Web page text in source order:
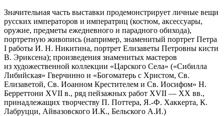
Значительная часть выставки продемонстрирует личные вещи
русских императоров и императриц (костюм, аксессуары,
оружие, предметы ежедневного и парадного обихода),
портретную живопись (например, знаменитый портрет Петра
I работы И. Н. Никитина, портрет Елизаветы Петровны кисти
В. Эриксена); произведения знаменитых мастеров
из художественной коллекции «Царского Села» («Сибилла
Либийская» Гверчинно и «Богоматерь с Христом, Св.
Елизаветой, Св. Иоанном Крестителем и Св. Иосифом» Н.
Берреттони XVII в., ряд пейзажных работ XVII — ХХ вв.,
принадлежащих творчеству П. Поттера, Я.-Ф. Хаккерта, К.
Лабруцци, Айвазовского И.К., Бельского А.И.)